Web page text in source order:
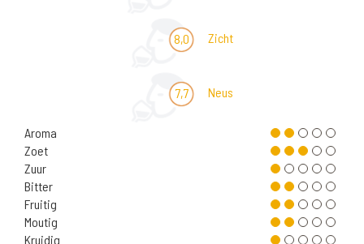
8,0 Zicht
7,7 Neus
Aroma
Zoet
Zuur
Bitter
Fruitig
Moutig
Kruidig